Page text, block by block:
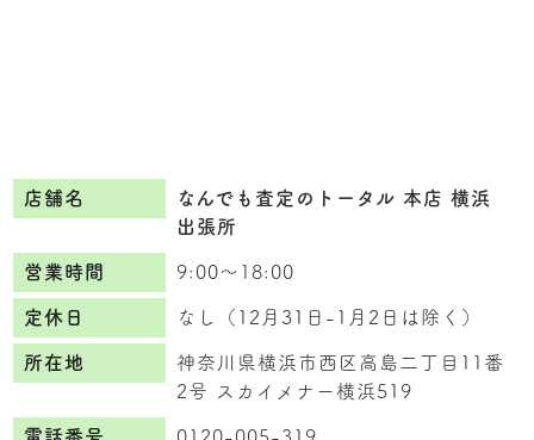
店舗名
なんでも査定のトータル 本店 横浜
出張所
営業時間 9:00〜18:00
定休日 なし（12月31日-1月2日は除く）
所在地
神奈川県横浜市西区高島二丁目11番
2号 スカイメナー横浜519